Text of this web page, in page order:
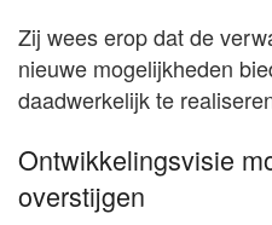
Zij wees erop dat de
nieuwe mogelijkheden
daadwerkelijk te
Ontwikkelingsvisie
overstijgen